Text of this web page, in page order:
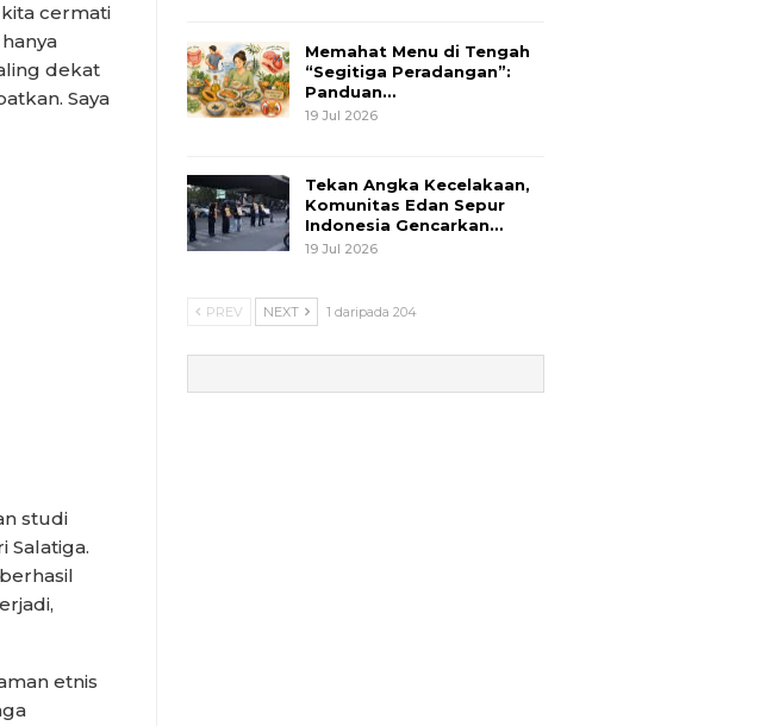
cermati
dekat
Saya
studi
Salatiga.
etnis
Memahat Menu di Tengah
“Segitiga Peradangan”:
Panduan…
19 Jul 2026
Tekan Angka Kecelakaan,
Komunitas Edan Sepur
Indonesia Gencarkan…
19 Jul 2026
PREV NEXT 1 daripada 204